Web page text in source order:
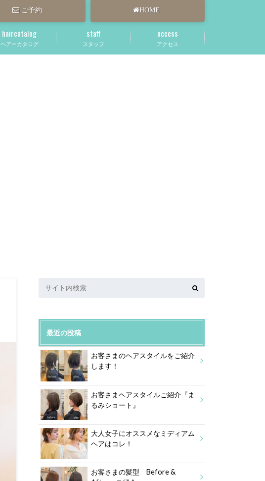
HOME
ご予約
ヘアーカタログ
haircatalog
スタッフ
staff
アクセス
access
最近の投稿
お客さまのヘアスタイルをご紹介
します！
お客さまヘアスタイルご紹介『ま
るみショート』
大人女子にオススメなミディアム
ヘアはコレ！
お客さまの髪型 Before &